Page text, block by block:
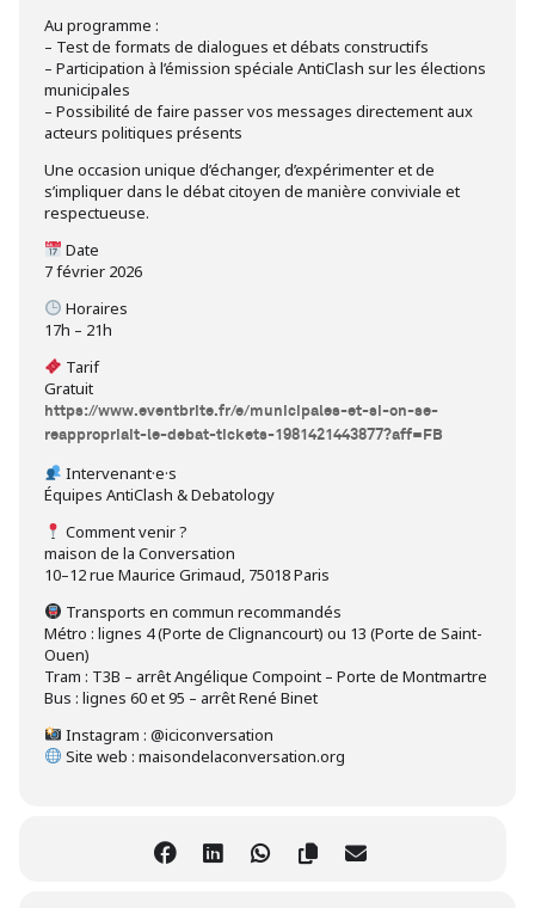
Au programme :
– Test de formats de dialogues et débats constructifs
– Participation à l’émission spéciale AntiClash sur les élections
municipales
– Possibilité de faire passer vos messages directement aux
acteurs politiques présents
Une occasion unique d’échanger, d’expérimenter et de
s’impliquer dans le débat citoyen de manière conviviale et
respectueuse.
Date
7 février 2026
Horaires
17h – 21h
Tarif
Gratuit
https://www.eventbrite.fr/e/municipales-et-si-on-se-
reappropriait-le-debat-tickets-1981421443877?aff=FB
Intervenant·e·s
Équipes AntiClash & Debatology
Comment venir ?
maison de la Conversation
10–12 rue Maurice Grimaud, 75018 Paris
Transports en commun recommandés
Métro : lignes 4 (Porte de Clignancourt) ou 13 (Porte de Saint-
Ouen)
Tram : T3B – arrêt Angélique Compoint – Porte de Montmartre
Bus : lignes 60 et 95 – arrêt René Binet
Instagram : @iciconversation
Site web : maisondelaconversation.org